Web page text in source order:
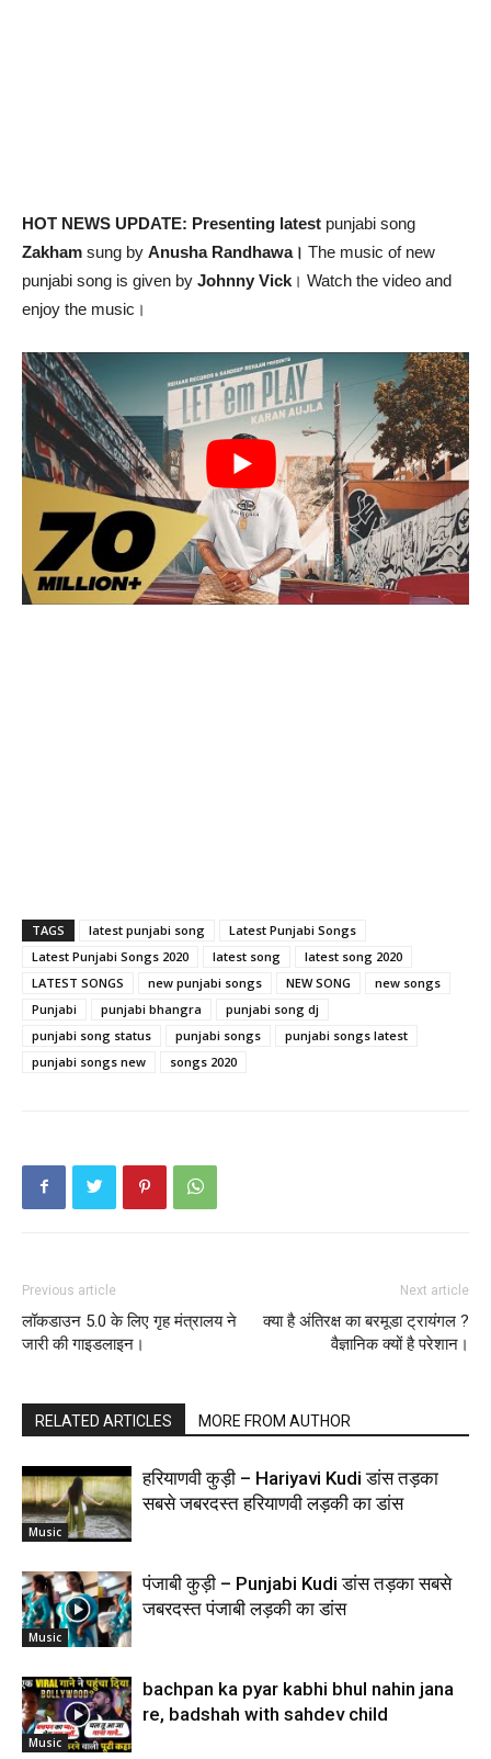
HOT NEWS UPDATE: Presenting latest punjabi song
Zakham sung by Anusha Randhawa। The music of new
punjabi song is given by Johnny Vick । Watch the video and
enjoy the music।
TAGS latest punjabi song
Latest Punjabi Songs
Latest Punjabi Songs 2020
latest song
latest song 2020
LATEST SONGS
new punjabi songs NEW SONG
new songs
Punjabi
punjabi bhangra
punjabi song dj
punjabi song status
punjabi songs
punjabi songs latest
punjabi songs new
songs 2020
Previous article
लॉकडाउन 5.0 के लिए गृह मंत्रालय ने
जारी की गाइडलाइन।
Next article
क्या है अंतिरक्ष का बरमूडा ट्रायंगल ?
वैज्ञानिक क्यों है परेशान।
RELATED ARTICLES MORE FROM AUTHOR
Music
हरियाणवी कुड़ी – Hariyavi Kudi डांस तड़का
सबसे जबरदस्त हरियाणवी लड़की का डांस
Music
पंजाबी कुड़ी – Punjabi Kudi डांस तड़का सबसे
जबरदस्त पंजाबी लड़की का डांस
Music
bachpan ka pyar kabhi bhul nahin jana
re, badshah with sahdev child